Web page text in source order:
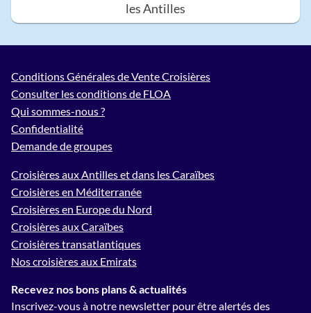
les Antilles
Conditions Générales de Vente Croisières
Consulter les conditions de FLOA
Qui sommes-nous ?
Confidentialité
Demande de groupes
Croisières aux Antilles et dans les Caraïbes
Croisières en Méditerranée
Croisières en Europe du Nord
Croisières aux Caraïbes
Croisières transatlantiques
Nos croisières aux Emirats
Recevez nos bons plans & actualités
Inscrivez-vous à notre newsletter pour être alertés des